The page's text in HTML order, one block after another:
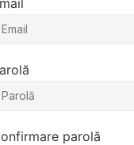
parolă